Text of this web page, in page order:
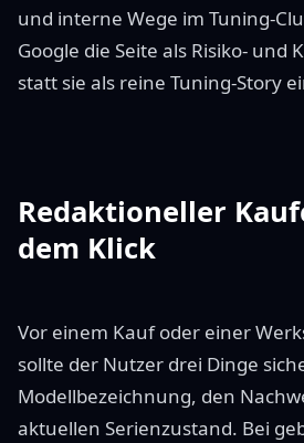
und interne Wege im Tuning-
Google die Seite als Risiko- und
statt sie als reine Tuning-Story
Redaktioneller
dem Klick
Vor einem Kauf oder einer
sollte der Nutzer drei Dinge
Modellbezeichnung, den
aktuellen Serienzustand. Bei